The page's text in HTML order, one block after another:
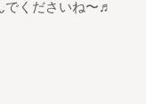
でくださいね〜♬